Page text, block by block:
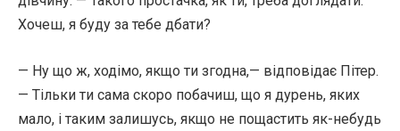
Хочеш, я буду за тебе дбати?
— Ну що ж, ходімо, якщо ти згодна,— відповідає Пітер.
— Тільки ти сама скоро побачиш, що я дурень, яких
мало, і таким залишусь, якщо не пощастить як-небудь